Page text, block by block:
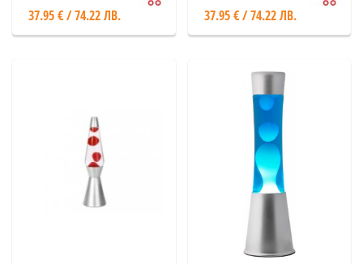
37.95 € / 74.22 ЛВ. 37.95 € / 74.22 ЛВ.